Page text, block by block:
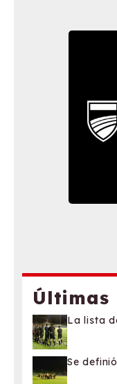
Últimas
La lista
Se